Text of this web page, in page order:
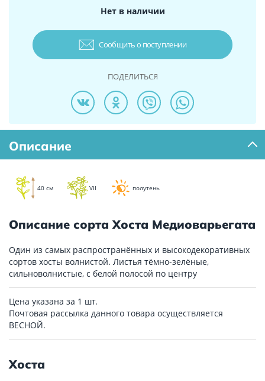
Нет в наличии
Сообщить о поступлении
ПОДЕЛИТЬСЯ
Описание
40 см VII полутень
Описание сорта Хоста Медиоварьегата
Один из самых распространённых и высокодекоративных
сортов хосты волнистой. Листья тёмно-зелёные,
сильноволнистые, с белой полосой по центру
Цена указана за 1 шт.
Почтовая рассылка данного товара осуществляется
ВЕСНОЙ.
Хоста